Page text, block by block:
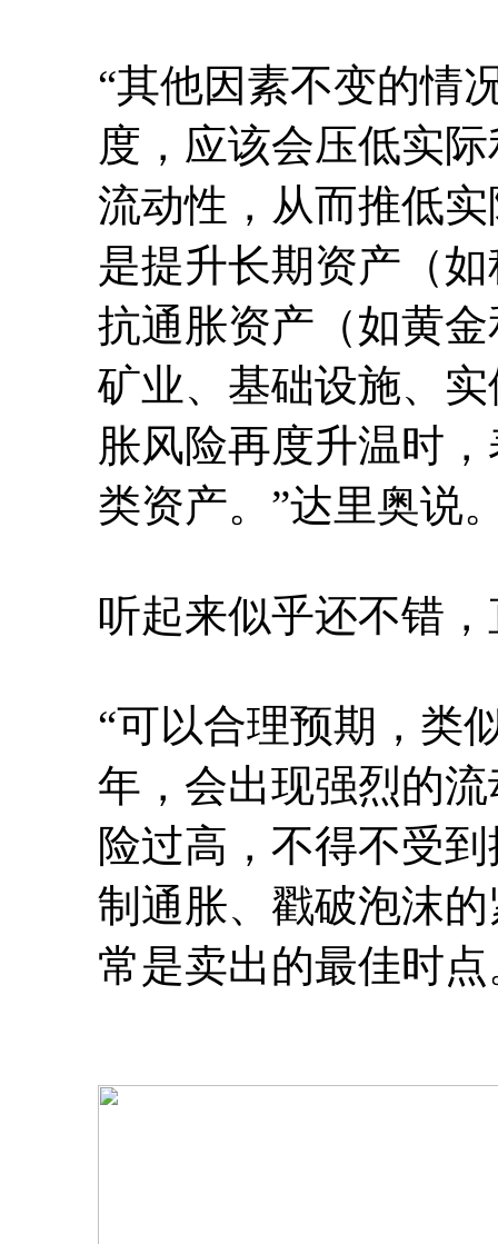
“其他因素不变的情
度，应该会压低实
流动性，从而推低
是提升长期资产（
抗通胀资产（如黄
矿业、基础设施、
胀风险再度升温时
类资产。”达里奥说
听起来似乎还不错
“可以合理预期，类
年，会出现强烈的
险过高，不得不受
制通胀、戳破泡沫
常是卖出的最佳时